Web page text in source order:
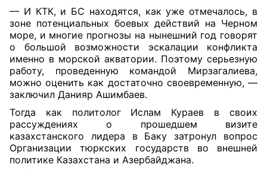
— И КТК, и БС находятся, как уже отмечалось, в
зоне потенциальных боевых действий на Черном
море, и многие прогнозы на нынешний год говорят
о большой возможности эскалации конфликта
именно в морской акватории. Поэтому серьезную
работу, проведенную командой Мирзагалиева,
можно оценить как достаточно своевременную, —
заключил Данияр Ашимбаев.
Тогда как политолог Ислам Кураев в своих
рассуждениях о прошедшем визите
казахстанского лидера в Баку затронул вопрос
Организации тюркских государств во внешней
политике Казахстана и Азербайджана.